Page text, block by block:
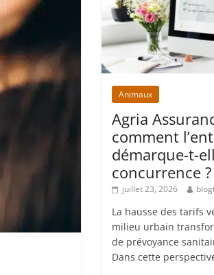
Animaux
Agria
comment
démarque-t-
concurrence ?
juillet 23, 2026
La hausse des tarifs
milieu urbain
de prévoyance
Dans cette